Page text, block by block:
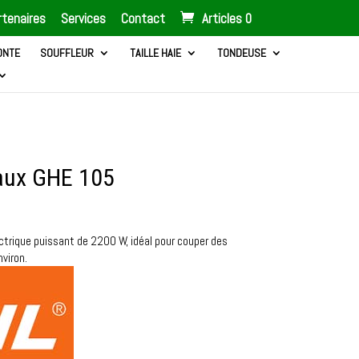
Services Contact Articles 0
SOUFFLEUR TAILLE HAIE TONDEUSE
GHE 105
puissant de 2200 W, idéal pour couper des